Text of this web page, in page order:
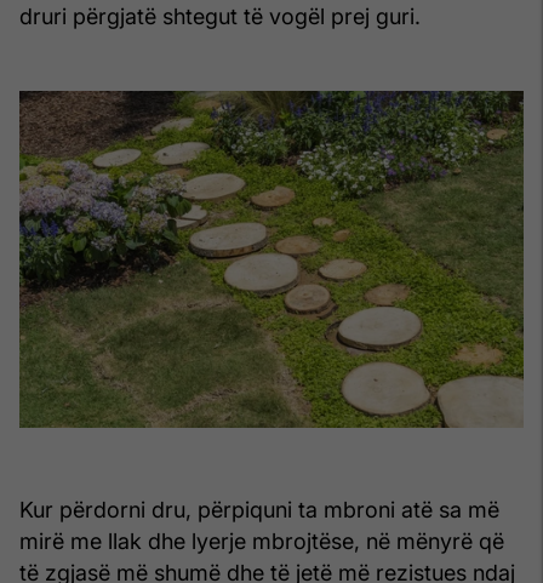
druri përgjatë shtegut të vogël prej guri.
Kur përdorni dru, përpiquni ta mbroni atë sa më
mirë me llak dhe lyerje mbrojtëse, në mënyrë që
të zgjasë më shumë dhe të jetë më rezistues ndaj